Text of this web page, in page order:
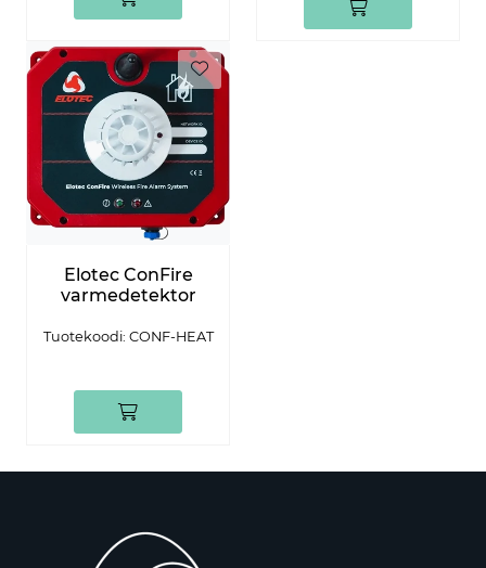
Elotec ConFire
varmedetektor
Tuotekoodi: CONF-HEAT